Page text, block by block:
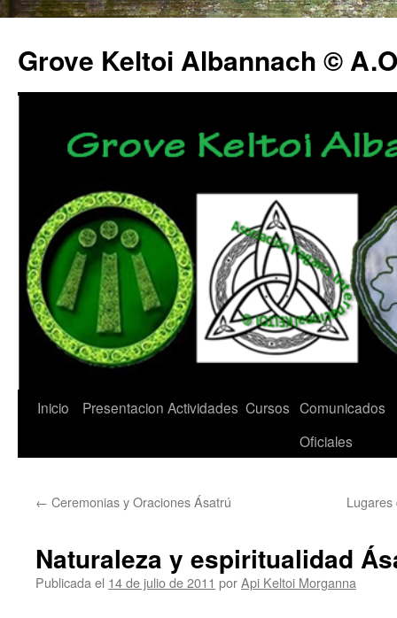
Grove Keltoi Albannach ©
Saltar
Inicio Presentacion Actividades Cursos Comunicados
Oficiales
← Ceremonias y Oraciones Ásatrú
Naturaleza y espiritualidad
Publicada el 14 de julio de 2011 porApi Keltoi Morganna